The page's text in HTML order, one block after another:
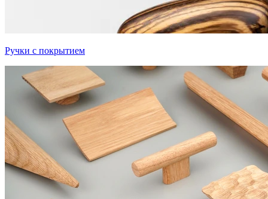
Ручки с покрытием